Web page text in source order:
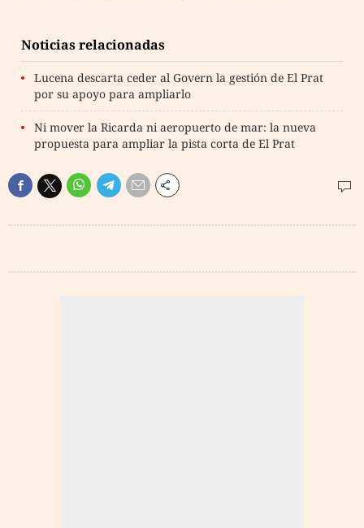
Noticias relacionadas
Lucena descarta ceder al Govern la gestión de El Prat
por su apoyo para ampliarlo
Ni mover la Ricarda ni aeropuerto de mar: la nueva
propuesta para ampliar la pista corta de El Prat